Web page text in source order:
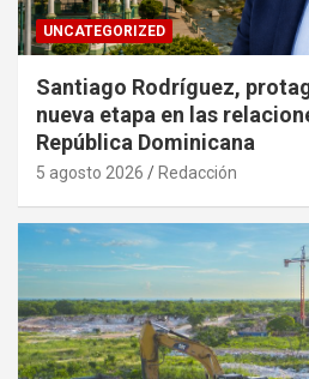
UNCATEGORIZED
Santiago Rodríguez,
nueva etapa en las
República Dominicana
5 agosto 2026 Redacción